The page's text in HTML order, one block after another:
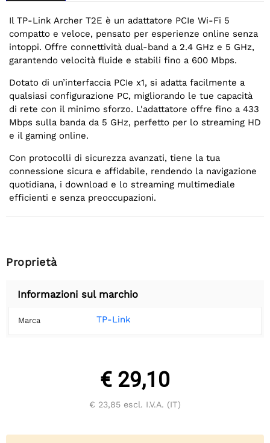
Il TP-Link Archer T2E è un adattatore PCIe Wi-Fi 5
compatto e veloce, pensato per esperienze online senza
intoppi. Offre connettività dual-band a 2.4 GHz e 5 GHz,
garantendo velocità fluide e stabili fino a 600 Mbps.
Dotato di un’interfaccia PCIe x1, si adatta facilmente a
qualsiasi configurazione PC, migliorando le tue capacità
di rete con il minimo sforzo. L'adattatore offre fino a 433
Mbps sulla banda da 5 GHz, perfetto per lo streaming HD
e il gaming online.
Con protocolli di sicurezza avanzati, tiene la tua
connessione sicura e affidabile, rendendo la navigazione
quotidiana, i download e lo streaming multimediale
efficienti e senza preoccupazioni.
Proprietà
Informazioni sul marchio
Marca TP-Link
€ 29,10
€ 23,85 escl. I.V.A. (IT)